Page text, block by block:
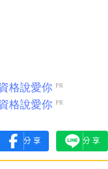
分享 分享